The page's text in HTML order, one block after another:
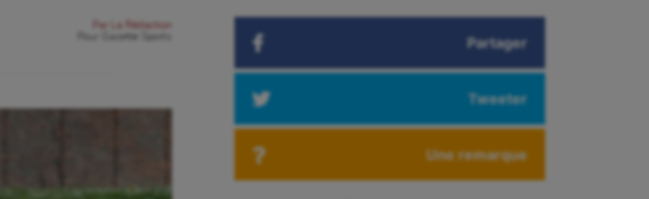
Par
La Rédaction
Gazette Sports Partager
Tweeter
Une remarque